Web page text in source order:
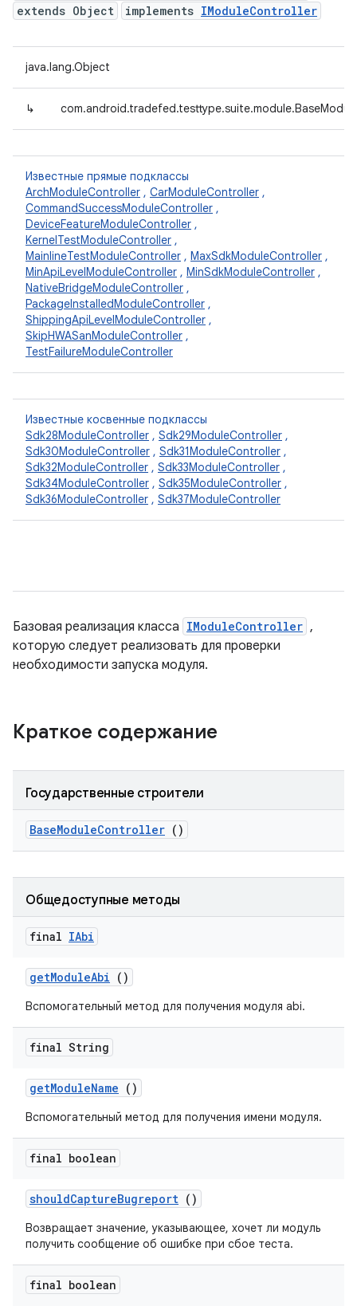
extends Object
implements IModuleController
java.lang.Object
↳
Известные прямые подклассы
ArchModuleController , CarModuleController ,
CommandSuccessModuleController ,
DeviceFeatureModuleController ,
KernelTestModuleController ,
MainlineTestModuleController , MaxSdkModuleController ,
MinApiLevelModuleController , MinSdkModuleController ,
NativeBridgeModuleController ,
PackageInstalledModuleController ,
ShippingApiLevelModuleController ,
SkipHWASanModuleController ,
TestFailureModuleController
Известные косвенные подклассы
Sdk28ModuleController , Sdk29ModuleController ,
Sdk30ModuleController , Sdk31ModuleController ,
Sdk32ModuleController , Sdk33ModuleController ,
Sdk34ModuleController , Sdk35ModuleController ,
Sdk36ModuleController , Sdk37ModuleController
Базовая реализация класса IModuleController ,
которую следует реализовать для проверки
необходимости запуска модуля.
Краткое содержание
Государственные строители
BaseModuleController ()
Общедоступные методы
final IAbi
getModuleAbi ()
Вспомогательный метод для получения модуля abi.
final String
getModuleName ()
Вспомогательный метод для получения имени модуля.
final boolean
shouldCaptureBugreport ()
Возвращает значение, указывающее, хочет ли модуль
получить сообщение об ошибке при сбое теста.
final boolean